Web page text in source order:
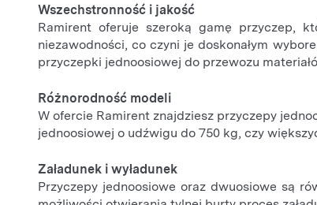
Wszechstronność i jakość
Ramirent oferuje szeroką gamę przyczep,
niezawodności, co czyni je doskonałym
przyczepki jednoosiowej do przewozu
Różnorodność modeli
W ofercie Ramirent znajdziesz przyczepy
jednoosiowej o udźwigu do 750 kg, czy
Załadunek i wyładunek
Przyczepy jednoosiowe oraz dwuosiowe są